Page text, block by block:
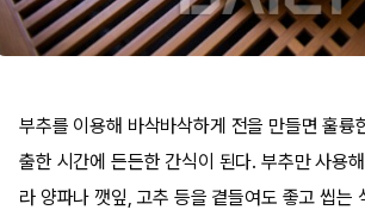
부추를 이용해 바삭바삭하게 전을 만들면 훌륭
출한 시간에 든든한 간식이 된다. 부추만 사용
라 양파나 깻잎, 고추 등을 곁들여도 좋고 씹는